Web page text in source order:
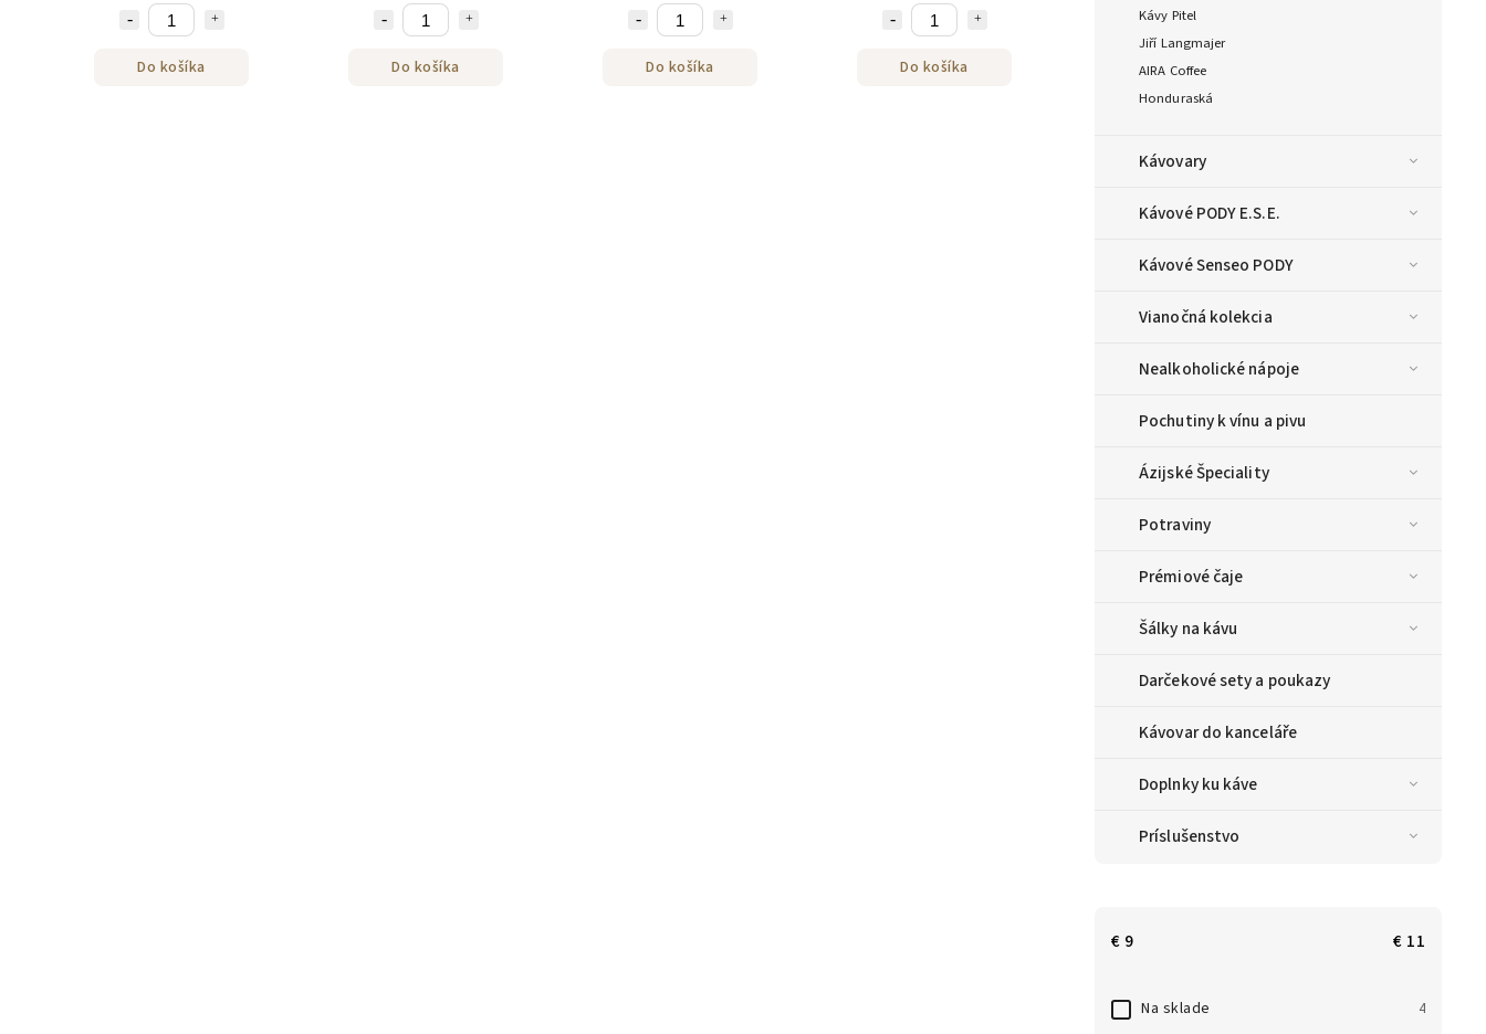
Kávy Pitel
Jiří Langmajer
AIRA Coffee
Honduraská
Kávovary
Kávové PODY E.S.E.
Kávové Senseo PODY
Vianočná kolekcia
Nealkoholické nápoje
Pochutiny k vínu a pivu
Ázijské Špeciality
Potraviny
Prémiové čaje
Šálky na kávu
Darčekové sety a poukazy
Kávovar do kanceláře
Doplnky ku káve
Príslušenstvo
€ 9 € 11
Na sklade 4
Do košíka Do košíka Do košíka Do košíka